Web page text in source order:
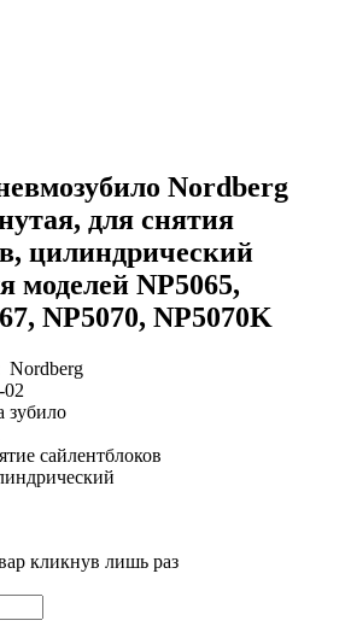
Nordberg
для снятия
цилиндрический
моделей NP5065,
NP5070, NP5070K
Nordberg
02
зубило
сайлентблоков
кликнув лишь раз